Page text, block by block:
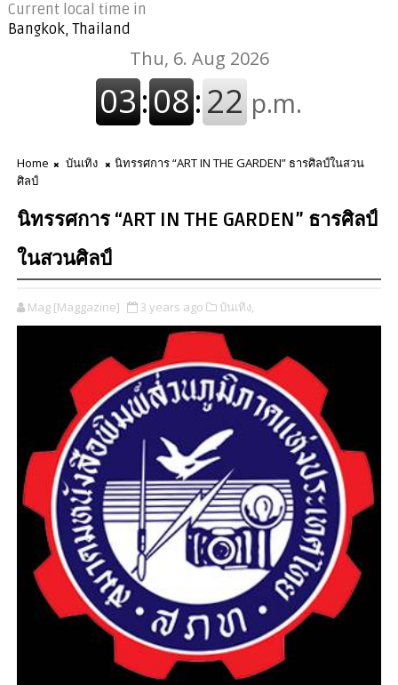
Current local time in
Bangkok, Thailand
Home บันเทิง
นิทรรศการ “ART IN THE GARDEN” ธารศิลป์ในสวน
ศิลป์
นิทรรศการ “ART IN THE GARDEN” ธารศิลป์
ในสวนศิลป์
Mag [Maggazine] 3 years ago บันเทิง,